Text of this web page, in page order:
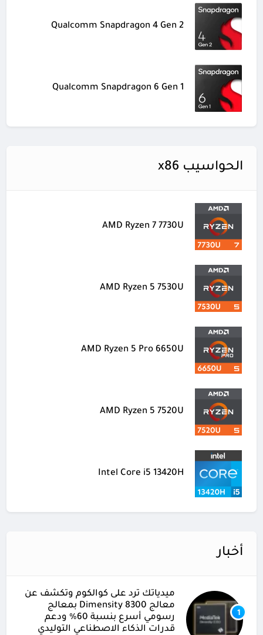
Qualcomm Snapdragon 4 Gen 2
Qualcomm Snapdragon 6 Gen 1
الحواسيب x86
AMD Ryzen 7 7730U
AMD Ryzen 5 7530U
AMD Ryzen 5 Pro 6650U
AMD Ryzen 5 7520U
Intel Core i5 13420H
أخبار
1
ميدياتك ترد على كوالكوم وتكشف عن
معالج Dimensity 8300 بمعالج
رسومي أسرع بنسبة 60% ودعم
قدرات الذكاء الاصطناعي التوليدي